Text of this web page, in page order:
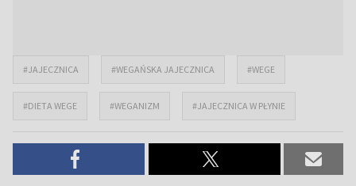
#JAJECZNICA #WEGAŃSKA JAJECZNICA #WEGE
#DIETA WEGE #WEGANIZM #JAJECZNICA W PŁYNIE